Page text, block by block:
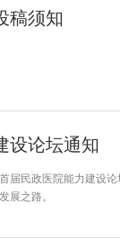
稿须知
设论坛通知
届民政医院能力建设
展之路。